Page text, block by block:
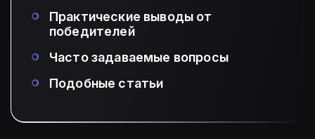
Практические выводы от
победителей
Часто задаваемые вопросы
Подобные статьи